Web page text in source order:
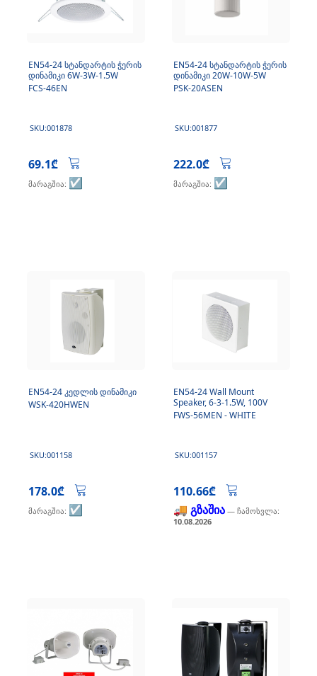
EN54-24 სტანდარტის ჭერის
დინამიკი 6W-3W-1.5W
FCS-46EN
SKU:001878
69.1₾
მარაგშია: ☑️
EN54-24 სტანდარტის ჭერის
დინამიკი 20W-10W-5W
PSK-20ASEN
SKU:001877
222.0₾
მარაგშია: ☑️
EN54-24 კედლის დინამიკი
WSK-420HWEN
SKU:001158
178.0₾
მარაგშია: ☑️
EN54-24 Wall Mount
Speaker, 6-3-1.5W, 100V
FWS-56MEN - WHITE
SKU:001157
110.66₾
🚚 გზაშია — ჩამოსვლა:
10.08.2026